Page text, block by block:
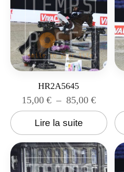
HR2A5645
15,00 € – 85,00 €
Lire la suite